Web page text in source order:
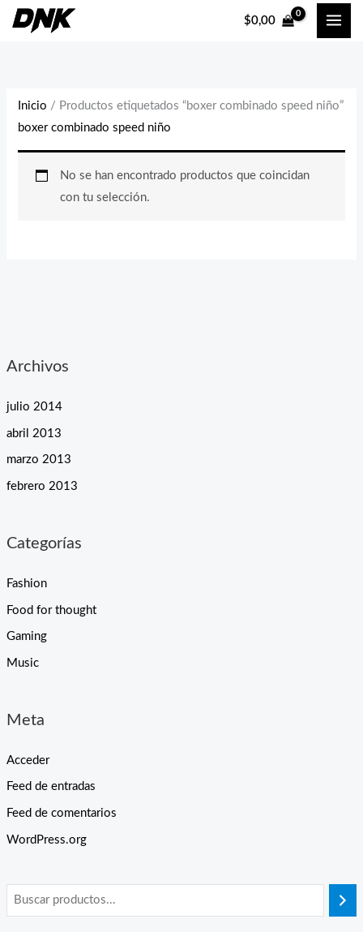
$0,00
Archivos
julio 2014
abril 2013
marzo 2013
febrero 2013
Categorías
Fashion
Food for thought
Gaming
Music
Meta
Acceder
Feed de entradas
Feed de comentarios
WordPress.org
Inicio / Productos etiquetados “boxer combinado speed niño”
boxer combinado speed niño
No se han encontrado productos que coincidan
con tu selección.